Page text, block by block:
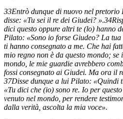
33Entrò dunque di nuovo nel
disse: «Tu sei il re dei Giudei?
dici questo oppure altri te (lo) hanno
Pilato: «Sono io forse Giudeo? La
ti hanno consegnato a me. Che hai
mio regno non è da questo mondo; se
mondo, le mie guardie avrebbero
fossi consegnato ai Giudei. Ma ora il
37Disse dunque a lui Pilato: «Quindi
«Tu dici che (io) sono re. Io per
venuto nel mondo, per rendere
dalla verità, ascolta la mia voce».